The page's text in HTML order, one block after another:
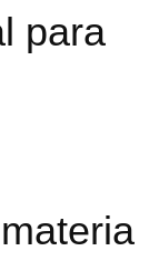
para